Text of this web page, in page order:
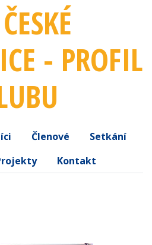
- PROFIL
Členové
Setkání
Kontakt